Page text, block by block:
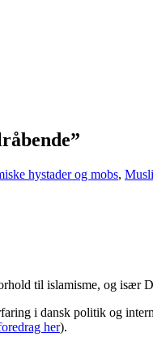
hystader og mobs,
til islamisme, og især
i dansk politik og
her).